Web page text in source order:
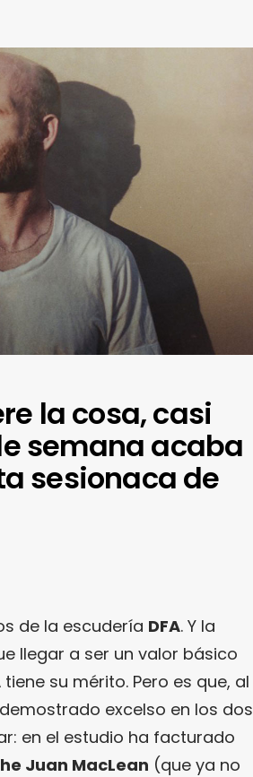
la cosa, casi
semana acaba
sesionaca de
de la escudería DFA. Y la
llegar a ser un valor básico
tiene su mérito. Pero es que, al
excelso en los dos
en el estudio ha facturado
Juan MacLean (que ya no